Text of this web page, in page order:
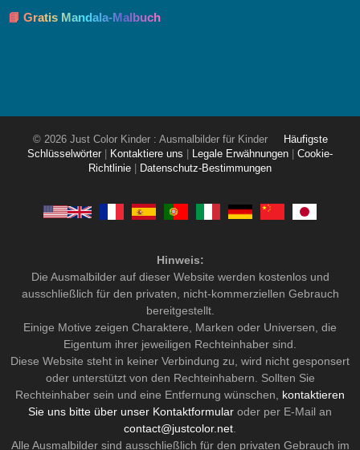
📘 Gratis Mandala-Malbuch
© 2026 Just Color Kinder : Ausmalbilder für Kinder
Häufigste
Schlüsselwörter
Kontaktiere uns Legale Erwähnungen
Cookie-
Richtlinie
Datenschutz-Bestimmungen
Hinweis:
Die Ausmalbilder auf dieser Website werden kostenlos und
ausschließlich für den privaten, nicht-kommerziellen Gebrauch
bereitgestellt.
Einige Motive zeigen Charaktere, Marken oder Universen, die
Eigentum ihrer jeweiligen Rechteinhaber sind.
Diese Website steht in keiner Verbindung zu, wird nicht gesponsert
oder unterstützt von den Rechteinhabern. Sollten Sie
Rechteinhaber sein und eine Entfernung wünschen, kontaktieren
Sie uns bitte über unser Kontaktformular oder per E-Mail an
contact@justcolor.net.
Alle Ausmalbilder sind ausschließlich für den privaten Gebrauch im